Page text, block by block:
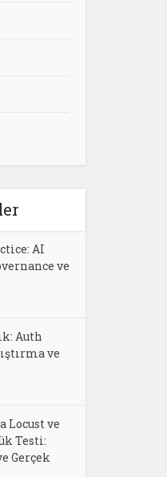
AI
ve
Auth
ve
Locust ve
Testi:
Gerçek